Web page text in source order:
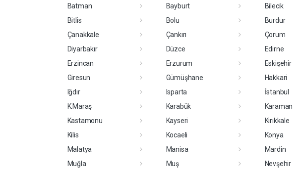
Batman
Bayburt Bilecik
Bitlis
Bolu Burdur
Çanakkale
Çankırı Çorum
Diyarbakır
Düzce Edirne
Erzincan
Erzurum Eskişehir
Giresun
Gümüşhane Hakkari
Iğdır
Isparta İstanbul
K.Maraş
Karabük Karaman
Kastamonu
Kayseri Kırıkkale
Kilis
Kocaeli Konya
Malatya
Manisa Mardin
Muğla
Muş Nevşehir